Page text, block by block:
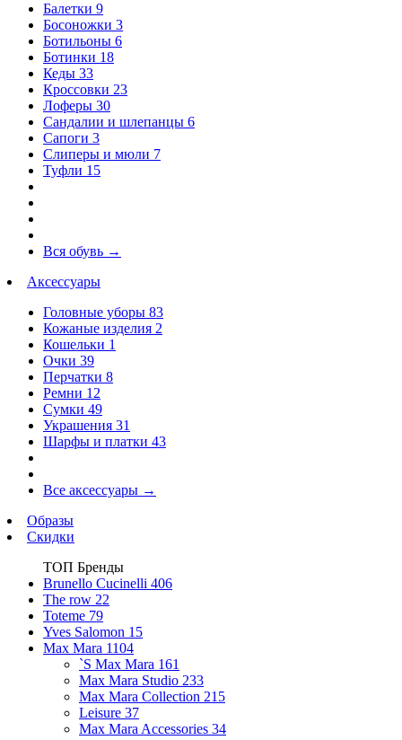
Балетки 9
Босоножки 3
Ботильоны 6
Ботинки 18
Кеды 33
Кроссовки 23
Лоферы 30
Сандалии и шлепанцы 6
Сапоги 3
Слиперы и мюли 7
Туфли 15
Вся обувь →
Аксессуары
Головные уборы 83
Кожаные изделия 2
Кошельки 1
Очки 39
Перчатки 8
Ремни 12
Сумки 49
Украшения 31
Шарфы и платки 43
Все аксессуары →
Образы
Скидки
ТОП Бренды
Brunello Cucinelli 406
The row 22
Toteme 79
Yves Salomon 15
Max Mara 1104
`S Max Mara 161
Max Mara Studio 233
Max Mara Collection 215
Leisure 37
Max Mara Accessories 34